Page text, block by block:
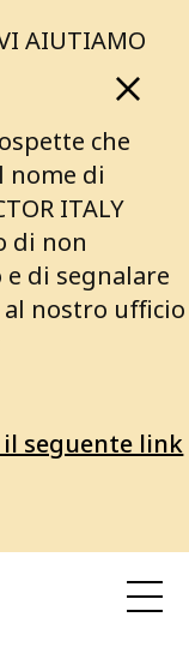
AIUTIAMO
che
di
ITALY
di non
di segnalare
nostro ufficio
seguente link